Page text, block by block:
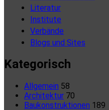
Literatur
Institute
Verbände
Blogs und Sites
Kategorisch
Allgemein 58
Architektur 70
Baukonstruktionen 189